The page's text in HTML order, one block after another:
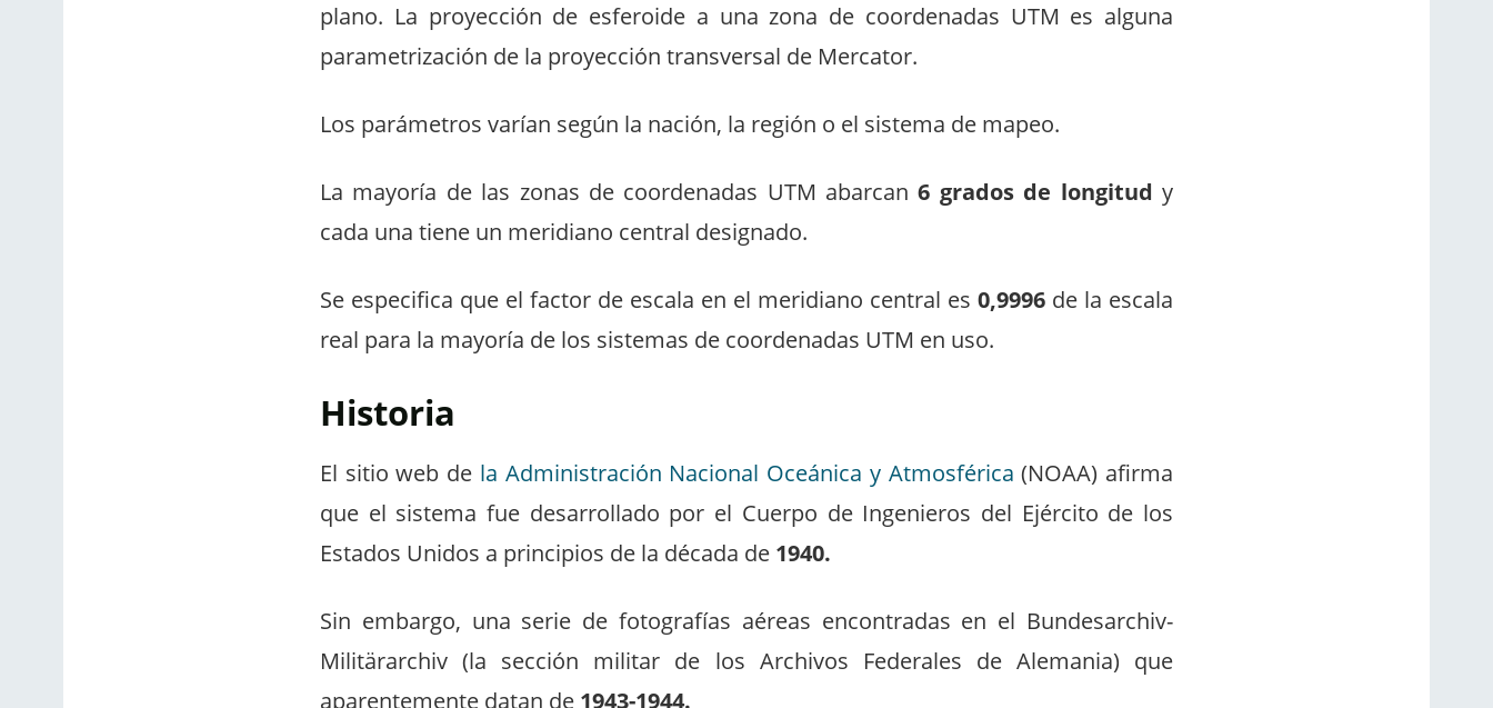
plano. La proyección de esferoide a una zona de coordenadas UTM es alguna
parametrización de la proyección transversal de Mercator.
Los parámetros varían según la nación, la región o el sistema de mapeo.
La mayoría de las zonas de coordenadas UTM abarcan 6 grados de longitud y
cada una tiene un meridiano central designado.
Se especifica que el factor de escala en el meridiano central es 0,9996 de la escala
real para la mayoría de los sistemas de coordenadas UTM en uso.
Historia
El sitio web de la Administración Nacional Oceánica y Atmosférica (NOAA) afirma
que el sistema fue desarrollado por el Cuerpo de Ingenieros del Ejército de los
Estados Unidos a principios de la década de 1940.
Sin embargo, una serie de fotografías aéreas encontradas en el Bundesarchiv-
Militärarchiv (la sección militar de los Archivos Federales de Alemania) que
aparentemente datan de 1943-1944.